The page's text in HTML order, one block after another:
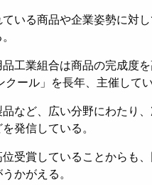
いる商品や企業姿勢に対
工業組合は商品の完成度
ール」を長年、主催してい
など、広い分野にわたり
発信している。
受賞していることからも
かがえる。